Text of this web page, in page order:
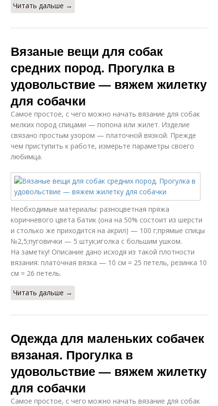
Читать дальше →
Вязаные вещи для собак
средних пород. Прогулка в
удовольствие — вяжем жилетку
для собачки
Самое простое, с чего можно начать вязание для собак
мелких пород спицами — попона или жилет. Изделие
связано простым узором — платочной вязкой. Прежде
чем приступить к работе, измерьте параметры своего
любимца.
Необходимые материалы: разноцветная пряжа
коричневого цвета батик (она на 50% состоит из шерсти
и столько же приходится на акрил) — 100 г;прямые спицы
№2,5;пуговички — 5 штук;иголка с большим ушком.
На заметку! Описание дано исходя из такой плотности
вязания: платочная вязка — 10 см = 25 петель, резинка 10
см = 26 петель.
Читать дальше →
Одежда для маленьких собачек
вязаная. Прогулка в
удовольствие — вяжем жилетку
для собачки
Самое простое, с чего можно начать вязание для собак